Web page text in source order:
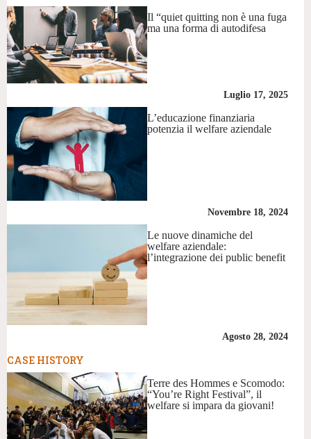
Il “quiet quitting non è una fuga
ma una forma di autodifesa
Luglio 17, 2025
L’educazione finanziaria
potenzia il welfare aziendale
Novembre 18, 2024
Le nuove dinamiche del
welfare aziendale:
l’integrazione dei public benefit
Agosto 28, 2024
CASE HISTORY
Terre des Hommes e Scomodo:
“You’re Right Festival”, il
welfare si impara da giovani!